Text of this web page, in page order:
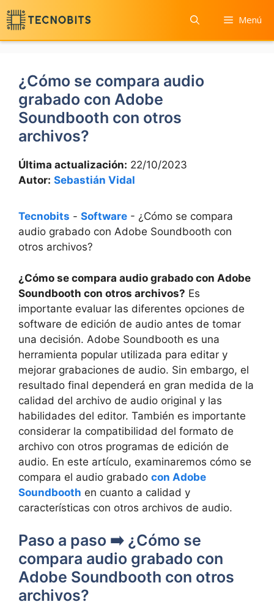
Saltar
al
contenido
Menú
¿Cómo se compara audio
grabado con Adobe
Soundbooth con otros
archivos?
Última actualización: 22/10/2023
Autor: Sebastián Vidal
Tecnobits - Software - ¿Cómo se compara
audio grabado con Adobe Soundbooth con
otros archivos?
¿Cómo‌ se compara audio grabado con ‌Adobe
Soundbooth con otros archivos? ⁤Es
importante evaluar las diferentes opciones de
software de edición de audio antes de⁣ tomar
una decisión. Adobe​ Soundbooth es ⁣una
herramienta popular utilizada para editar y
mejorar⁢ grabaciones de audio.​ Sin embargo,⁣ el
resultado final dependerá en ‌gran medida de la
calidad⁤ del archivo ​de ⁣audio original y ​las
habilidades del editor. También es importante
considerar la compatibilidad del formato de
archivo con otros‍ programas ‍de edición​ de⁣
audio. En este artículo, examinaremos cómo ⁢se
compara el audio grabado con Adobe
Soundbooth ‌en ‍cuanto a calidad y
características ⁤con otros archivos de audio.
Paso​ a paso ➡️ ¿Cómo​ se
⁣compara audio grabado con
Adobe Soundbooth⁣ con otros
archivos?